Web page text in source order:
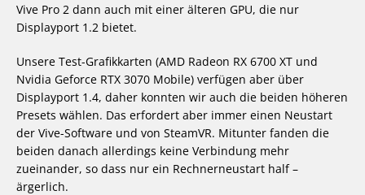
Vive Pro 2 dann auch mit einer älteren GPU, die nur
Displayport 1.2 bietet.
Unsere Test-Grafikkarten (AMD Radeon RX 6700 XT und
Nvidia Geforce RTX 3070 Mobile) verfügen aber über
Displayport 1.4, daher konnten wir auch die beiden höheren
Presets wählen. Das erfordert aber immer einen Neustart
der Vive-Software und von SteamVR. Mitunter fanden die
beiden danach allerdings keine Verbindung mehr
zueinander, so dass nur ein Rechnerneustart half –
ärgerlich.